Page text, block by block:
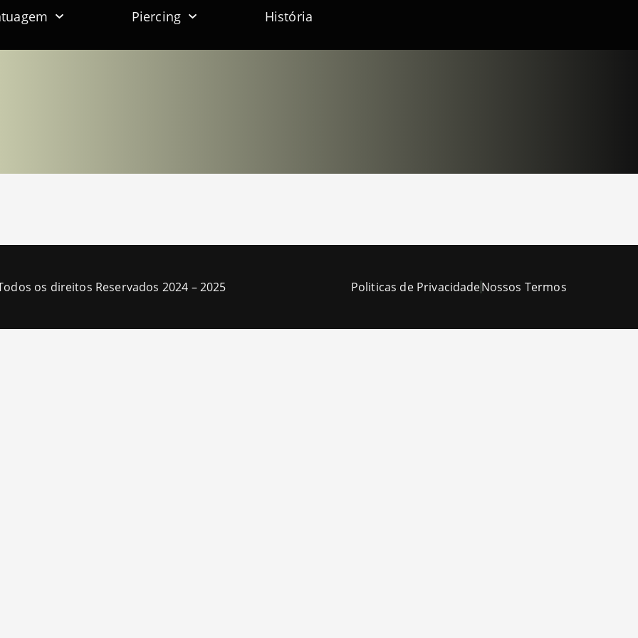
Piercing História
os direitos Reservados 2024 – 2025 Politicas de PrivacidadeNossos Termos